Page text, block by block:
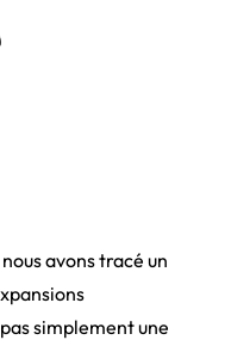
avons tracé un
simplement une